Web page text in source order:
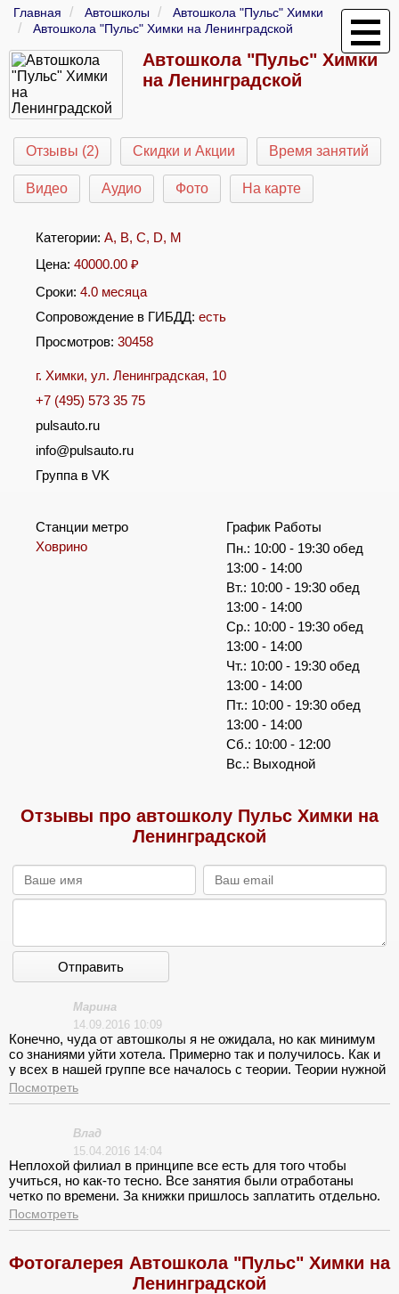
Главная Автошколы
Автошкола "Пульс" Химки
Автошкола "Пульс" Химки на Ленинградской
Автошкола "Пульс" Химки
на Ленинградской
Отзывы (2) Скидки и Акции Время занятий
Видео Аудио Фото На карте
Категории: A, B, C, D, M
Цена: 40000.00 ₽
Сроки: 4.0 месяца
Сопровождение в ГИБДД: есть
Просмотров: 30458
г. Химки, ул. Ленинградская, 10
+7 (495) 573 35 75
pulsauto.ru
info@pulsauto.ru
Группа в VK
Станции метро
Ховрино
График Работы
Пн.: 10:00 - 19:30 обед
13:00 - 14:00
Вт.: 10:00 - 19:30 обед
13:00 - 14:00
Ср.: 10:00 - 19:30 обед
13:00 - 14:00
Чт.: 10:00 - 19:30 обед
13:00 - 14:00
Пт.: 10:00 - 19:30 обед
13:00 - 14:00
Сб.: 10:00 - 12:00
Вс.: Выходной
Отзывы про автошколу Пульс Химки на
Ленинградской
Отправить
Марина
14.09.2016 10:09
Конечно, чуда от автошколы я не ожидала, но как минимум
со знаниями уйти хотела. Примерно так и получилось. Как и
у всех в нашей группе все началось с теории. Теории нужной
и важной, но жутко скучной. Представьте, около двух часов,
без перерывов, вам что-то монотонно бубнят и бубнят. Я,
будет, но к такому развитию событий была явно не готова.
После такого на занятие ходить совершенно не хочется, а
приходилось из-за того, что потом на экзаменах проверяют
посещение лекций. Как по мне идиотизм! Вождение
идеальное и это правда так, спасибо инструктору!
Посмотреть
Влад
15.04.2016 14:04
Неплохой филиал в принципе все есть для того чтобы
учиться, но как-то тесно. Все занятия были отработаны
четко по времени. За книжки пришлось заплатить отдельно.
Вождения по городу почти не было, но зато исколесили
площадку.
Посмотреть
Фотогалерея Автошкола "Пульс" Химки на
Ленинградской